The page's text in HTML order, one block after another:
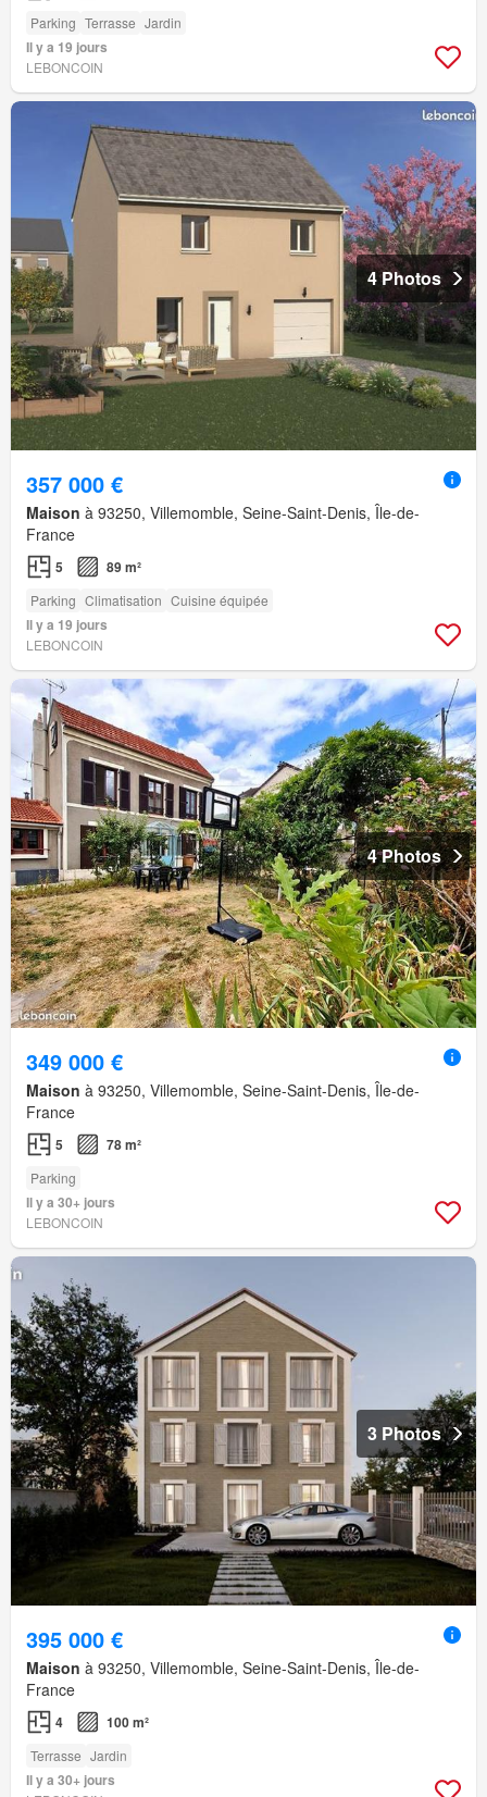
Parking Terrasse Jardin
Il y a 19 jours
LEBONCOIN
4 Photos
357 000 €
Maison à 93250, Villemomble, Seine-Saint-Denis, Île-de-
France
5 89 m²
Parking Climatisation Cuisine équipée
Il y a 19 jours
LEBONCOIN
4 Photos
349 000 €
Maison à 93250, Villemomble, Seine-Saint-Denis, Île-de-
France
5 78 m²
Parking
Il y a 30+ jours
LEBONCOIN
3 Photos
395 000 €
Maison à 93250, Villemomble, Seine-Saint-Denis, Île-de-
France
4 100 m²
Terrasse Jardin
Il y a 30+ jours